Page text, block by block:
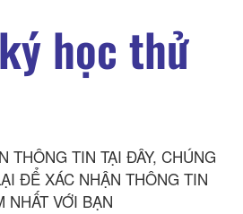
học thử
THÔNG TIN TẠI ĐÂY, CHÚNG
ĐỂ XÁC NHẬN THÔNG TIN
NHẤT VỚI BẠN